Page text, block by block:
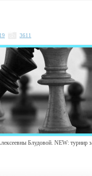
3611
Блудовой. NEW: турнир